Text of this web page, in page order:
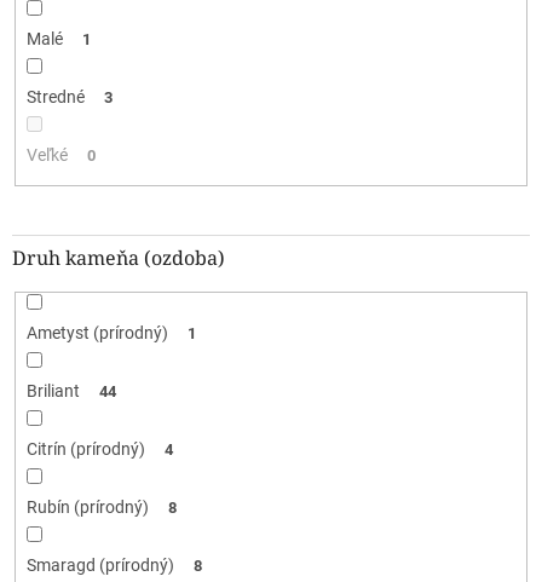
Malé 1
Stredné 3
Veľké 0
Druh kameňa (ozdoba)
Ametyst (prírodný) 1
Briliant 44
Citrín (prírodný) 4
Rubín (prírodný) 8
Smaragd (prírodný) 8